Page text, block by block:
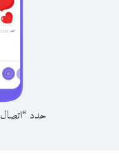
حدد “اتصال Viber Out” من عنوان المحادثة